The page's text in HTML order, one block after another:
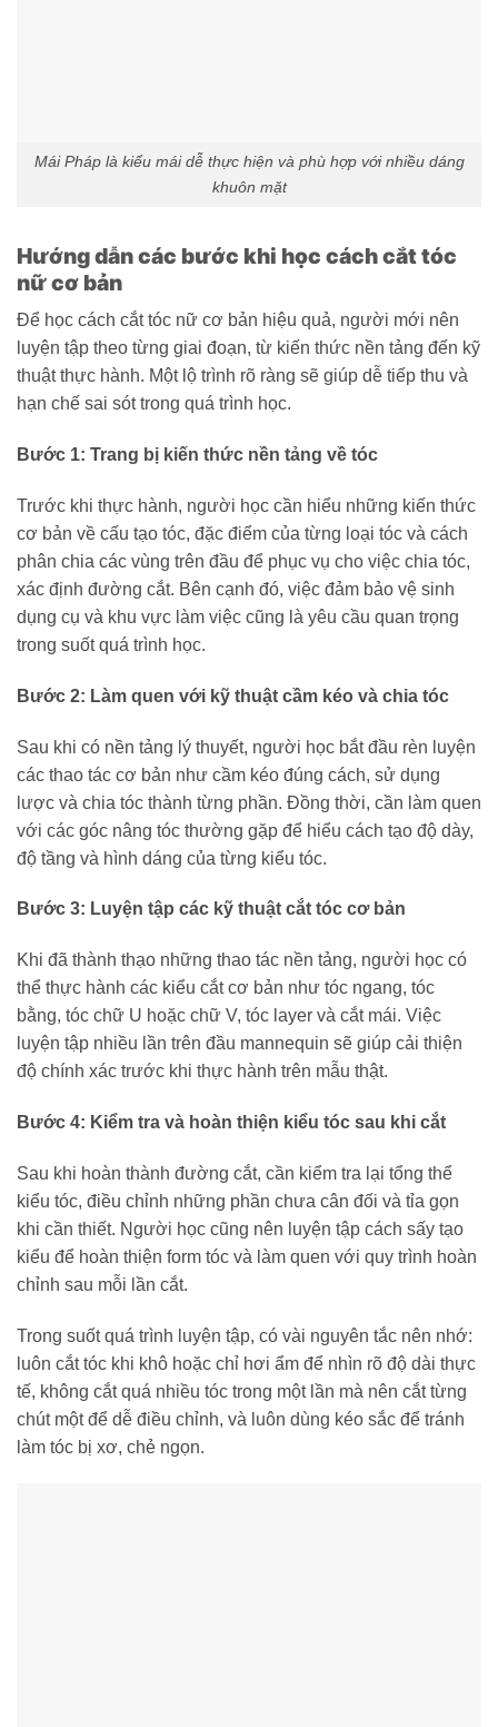
Mái Pháp là kiểu mái dễ thực hiện và phù hợp với nhiều dáng
khuôn mặt
Hướng dẫn các bước khi học cách cắt tóc
nữ cơ bản
Để học cách cắt tóc nữ cơ bản hiệu quả, người mới nên
luyện tập theo từng giai đoạn, từ kiến thức nền tảng đến kỹ
thuật thực hành. Một lộ trình rõ ràng sẽ giúp dễ tiếp thu và
hạn chế sai sót trong quá trình học.
Bước 1: Trang bị kiến thức nền tảng về tóc
Trước khi thực hành, người học cần hiểu những kiến thức
cơ bản về cấu tạo tóc, đặc điểm của từng loại tóc và cách
phân chia các vùng trên đầu để phục vụ cho việc chia tóc,
xác định đường cắt. Bên cạnh đó, việc đảm bảo vệ sinh
dụng cụ và khu vực làm việc cũng là yêu cầu quan trọng
trong suốt quá trình học.
Bước 2: Làm quen với kỹ thuật cầm kéo và chia tóc
Sau khi có nền tảng lý thuyết, người học bắt đầu rèn luyện
các thao tác cơ bản như cầm kéo đúng cách, sử dụng
lược và chia tóc thành từng phần. Đồng thời, cần làm quen
với các góc nâng tóc thường gặp để hiểu cách tạo độ dày,
độ tầng và hình dáng của từng kiểu tóc.
Bước 3: Luyện tập các kỹ thuật cắt tóc cơ bản
Khi đã thành thạo những thao tác nền tảng, người học có
thể thực hành các kiểu cắt cơ bản như tóc ngang, tóc
bằng, tóc chữ U hoặc chữ V, tóc layer và cắt mái. Việc
luyện tập nhiều lần trên đầu mannequin sẽ giúp cải thiện
độ chính xác trước khi thực hành trên mẫu thật.
Bước 4: Kiểm tra và hoàn thiện kiểu tóc sau khi cắt
Sau khi hoàn thành đường cắt, cần kiểm tra lại tổng thể
kiểu tóc, điều chỉnh những phần chưa cân đối và tỉa gọn
khi cần thiết. Người học cũng nên luyện tập cách sấy tạo
kiểu để hoàn thiện form tóc và làm quen với quy trình hoàn
chỉnh sau mỗi lần cắt.
Trong suốt quá trình luyện tập, có vài nguyên tắc nên nhớ:
luôn cắt tóc khi khô hoặc chỉ hơi ẩm để nhìn rõ độ dài thực
tế, không cắt quá nhiều tóc trong một lần mà nên cắt từng
chút một để dễ điều chỉnh, và luôn dùng kéo sắc để tránh
làm tóc bị xơ, chẻ ngọn.